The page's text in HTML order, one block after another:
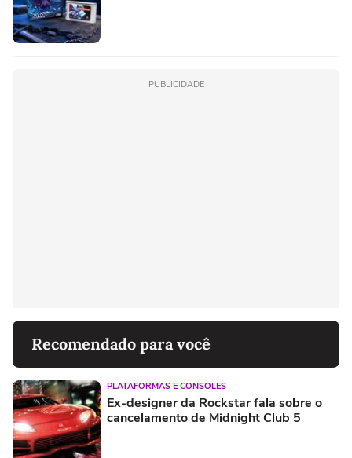
PUBLICIDADE
Recomendado para você
PLATAFORMAS E CONSOLES
Ex-designer da Rockstar fala sobre o
cancelamento de Midnight Club 5